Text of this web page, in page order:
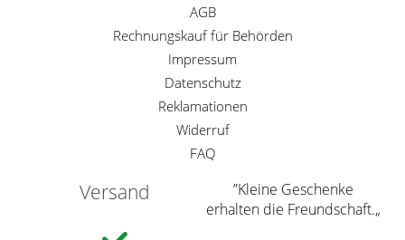
AGB
Rechnungskauf für Behörden
Impressum
Datenschutz
Reklamationen
Widerruf
FAQ
Versand
”Kleine Geschenke
erhalten die Freundschaft.„